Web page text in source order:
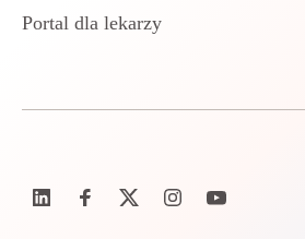
Portal dla lekarzy